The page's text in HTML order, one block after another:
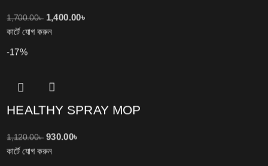
1,700.00৳ 1,400.00৳
কার্টে যোগ করুন
-17%
HEALTHY SPRAY MOP
1,120.00৳ 930.00৳
কার্টে যোগ করুন